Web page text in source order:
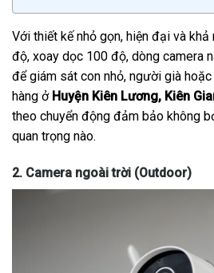
Với thiết kế nhỏ gọn, hiện đại và
độ, xoay dọc 100 độ, dòng camera
để giám sát con nhỏ, người già
hàng ở Huyện Kiên Lương, Kiên
theo chuyển động đảm bảo không
quan trọng nào.
2. Camera ngoài trời (Outdoor)